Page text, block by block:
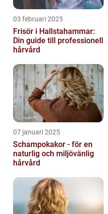
03 februari 2025
Frisör i Hallstahammar:
Din guide till professionell
hårvård
07 januari 2025
Schampokakor - för en
naturlig och miljövänlig
hårvård